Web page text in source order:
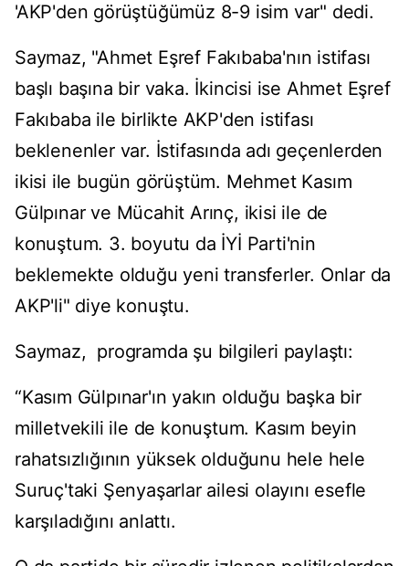
'AKP'den görüştüğümüz 8-9 isim var" dedi.
Saymaz, "Ahmet Eşref Fakıbaba'nın istifası
başlı başına bir vaka. İkincisi ise Ahmet Eşref
Fakıbaba ile birlikte AKP'den istifası
beklenenler var. İstifasında adı geçenlerden
ikisi ile bugün görüştüm. Mehmet Kasım
Gülpınar ve Mücahit Arınç, ikisi ile de
konuştum. 3. boyutu da İYİ Parti'nin
beklemekte olduğu yeni transferler. Onlar da
AKP'li" diye konuştu.
Saymaz, programda şu bilgileri paylaştı:
“Kasım Gülpınar'ın yakın olduğu başka bir
milletvekili ile de konuştum. Kasım beyin
rahatsızlığının yüksek olduğunu hele hele
Suruç'taki Şenyaşarlar ailesi olayını esefle
karşıladığını anlattı.